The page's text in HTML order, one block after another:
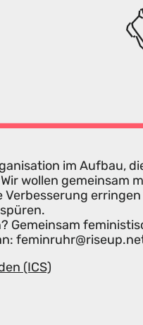
im Aufbau,
wollen gemeinsam
Gemeinsam
(ICS)